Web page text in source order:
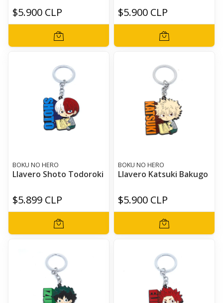
$5.900 CLP $5.900 CLP
BOKU NO HERO
Llavero Shoto Todoroki
$5.899 CLP
BOKU NO HERO
Llavero Katsuki Bakugo
$5.900 CLP